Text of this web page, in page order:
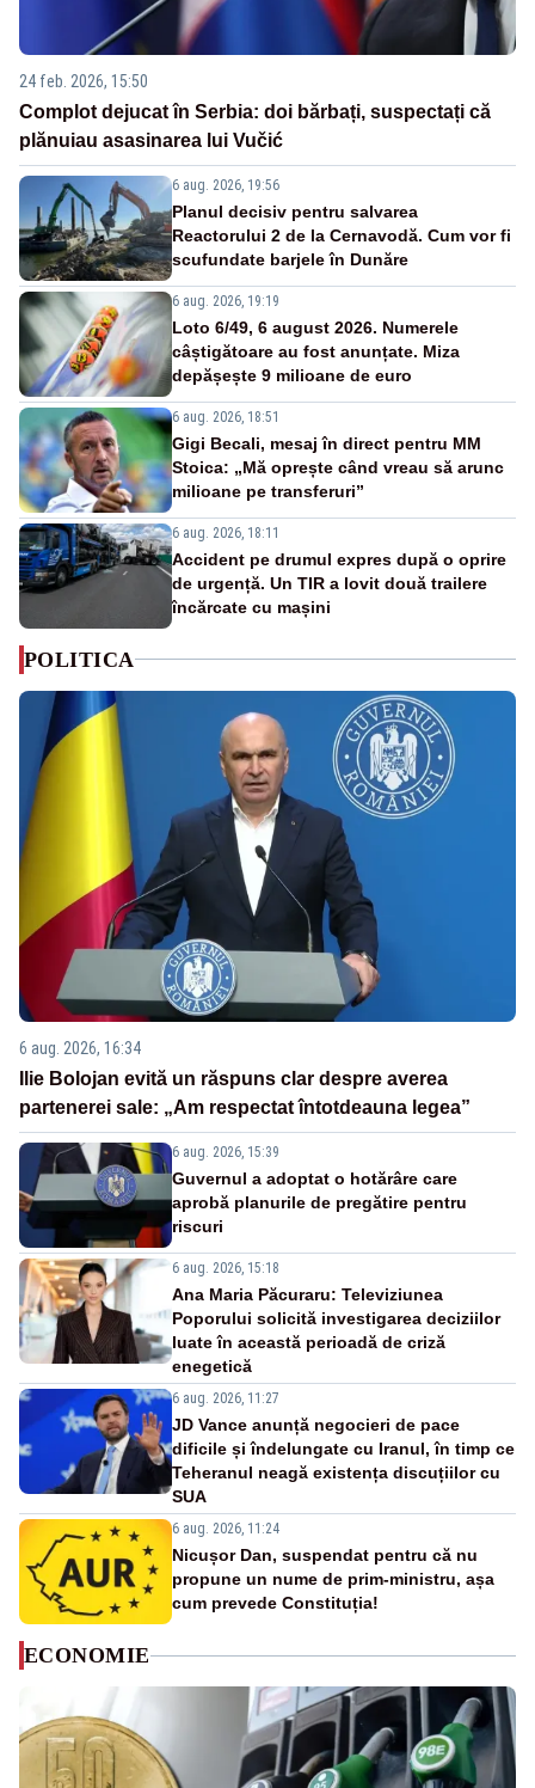
24 feb. 2026, 15:50
Complot dejucat în Serbia: doi bărbați, suspectați că
plănuiau asasinarea lui Vučić
6 aug. 2026, 19:56
Planul decisiv pentru salvarea
Reactorului 2 de la Cernavodă. Cum vor fi
scufundate barjele în Dunăre
6 aug. 2026, 19:19
Loto 6/49, 6 august 2026. Numerele
câștigătoare au fost anunțate. Miza
depășește 9 milioane de euro
6 aug. 2026, 18:51
Gigi Becali, mesaj în direct pentru MM
Stoica: „Mă oprește când vreau să arunc
milioane pe transferuri”
6 aug. 2026, 18:11
Accident pe drumul expres după o oprire
de urgență. Un TIR a lovit două trailere
încărcate cu mașini
POLITICA
6 aug. 2026, 16:34
Ilie Bolojan evită un răspuns clar despre averea
partenerei sale: „Am respectat întotdeauna legea”
6 aug. 2026, 15:39
Guvernul a adoptat o hotărâre care
aprobă planurile de pregătire pentru
riscuri
6 aug. 2026, 15:18
Ana Maria Păcuraru: Televiziunea
Poporului solicită investigarea deciziilor
luate în această perioadă de criză
enegetică
6 aug. 2026, 11:27
JD Vance anunță negocieri de pace
dificile și îndelungate cu Iranul, în timp ce
Teheranul neagă existența discuțiilor cu
SUA
6 aug. 2026, 11:24
Nicușor Dan, suspendat pentru că nu
propune un nume de prim-ministru, așa
cum prevede Constituția!
ECONOMIE